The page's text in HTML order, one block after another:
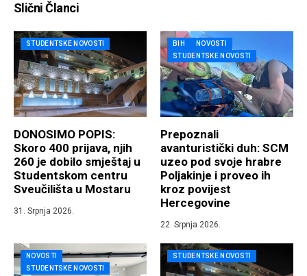
Slični Članci
STUDENTSKE NOVOSTI
DONOSIMO POPIS:
Skoro 400 prijava, njih
260 je dobilo smještaj u
Studentskom centru
Sveučilišta u Mostaru
31. Srpnja 2026.
BIH
NOVOSTI
STUDENTSKE NOVOSTI
Prepoznali
avanturistički duh: SCM
uzeo pod svoje hrabre
Poljakinje i proveo ih
kroz povijest
Hercegovine
22. Srpnja 2026.
NOVOSTI
STUDENTSKE NOVOSTI
STUDENTSKE NOVOSTI